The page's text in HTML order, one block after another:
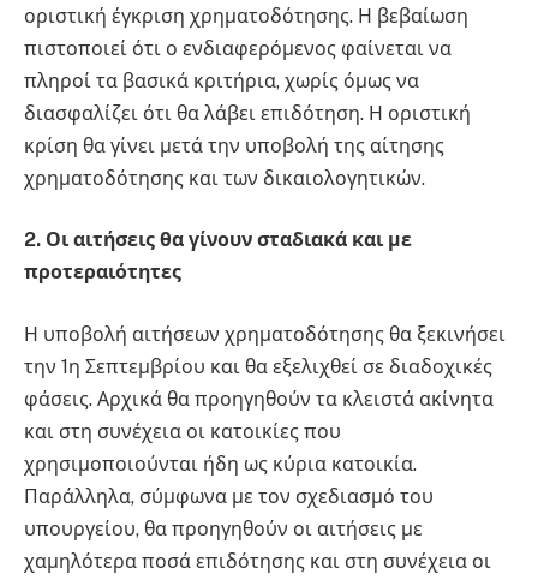
οριστική έγκριση χρηματοδότησης. Η βεβαίωση
πιστοποιεί ότι ο ενδιαφερόμενος φαίνεται να
πληροί τα βασικά κριτήρια, χωρίς όμως να
διασφαλίζει ότι θα λάβει επιδότηση. Η οριστική
κρίση θα γίνει μετά την υποβολή της αίτησης
χρηματοδότησης και των δικαιολογητικών.
2. Οι αιτήσεις θα γίνουν σταδιακά και με
προτεραιότητες
Η υποβολή αιτήσεων χρηματοδότησης θα ξεκινήσει
την 1η Σεπτεμβρίου και θα εξελιχθεί σε διαδοχικές
φάσεις. Αρχικά θα προηγηθούν τα κλειστά ακίνητα
και στη συνέχεια οι κατοικίες που
χρησιμοποιούνται ήδη ως κύρια κατοικία.
Παράλληλα, σύμφωνα με τον σχεδιασμό του
υπουργείου, θα προηγηθούν οι αιτήσεις με
χαμηλότερα ποσά επιδότησης και στη συνέχεια οι